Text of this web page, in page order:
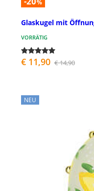
%
Glaskugel mit
VORRÄTIG
€ 11,90 € 14,90
NEU